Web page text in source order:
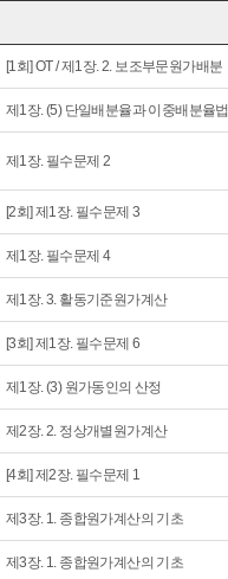
[1회] OT / 제1장. 2. 보조부문원가배분
제1장. (5) 단일배분율과 이중배분율법
제1장. 필수문제 2
[2회] 제1장. 필수문제 3
제1장. 필수문제 4
제1장. 3. 활동기준원가계산
[3회] 제1장. 필수문제 6
제1장. (3) 원가동인의 산정
제2장. 2. 정상개별원가계산
[4회] 제2장. 필수문제 1
제3장. 1. 종합원가계산의 기초
제3장. 1. 종합원가계산의 기초